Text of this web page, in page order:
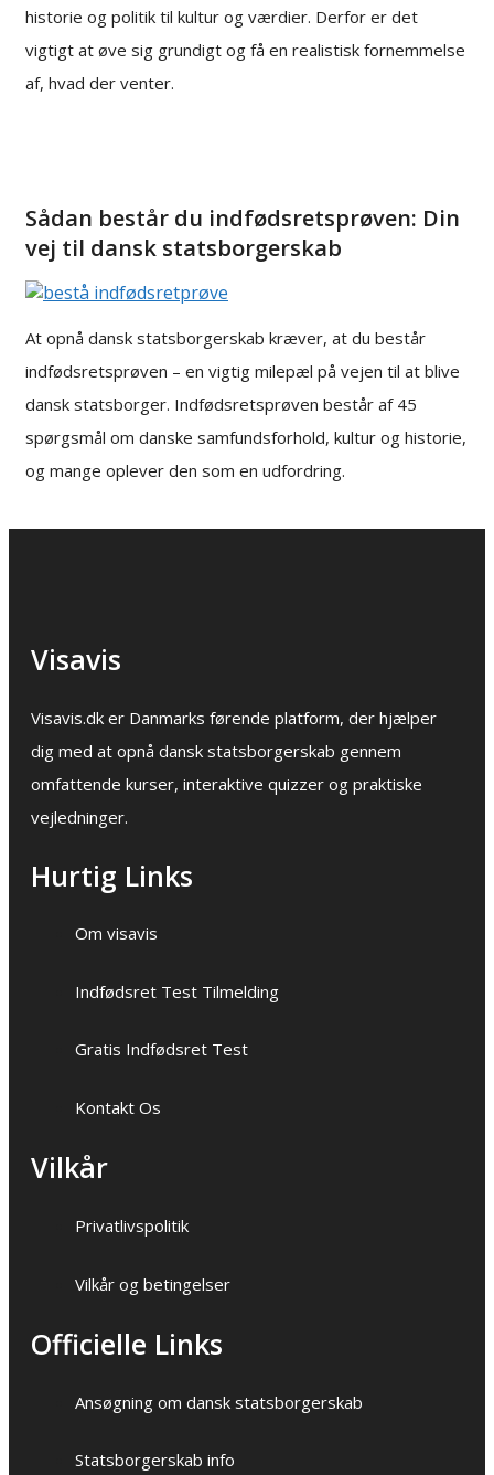
historie og politik til kultur og værdier. Derfor er det
vigtigt at øve sig grundigt og få en realistisk fornemmelse
af, hvad der venter.
Sådan består du indfødsretsprøven: Din
vej til dansk statsborgerskab
At opnå dansk statsborgerskab kræver, at du består
indfødsretsprøven – en vigtig milepæl på vejen til at blive
dansk statsborger. Indfødsretsprøven består af 45
spørgsmål om danske samfundsforhold, kultur og historie,
og mange oplever den som en udfordring.
Visavis
Visavis.dk er Danmarks førende platform, der hjælper
dig med at opnå dansk statsborgerskab gennem
omfattende kurser, interaktive quizzer og praktiske
vejledninger.
Hurtig Links
Om visavis
Indfødsret Test Tilmelding
Gratis Indfødsret Test
Kontakt Os
Vilkår
Privatlivspolitik
Vilkår og betingelser
Officielle Links
Ansøgning om dansk statsborgerskab
Statsborgerskab info